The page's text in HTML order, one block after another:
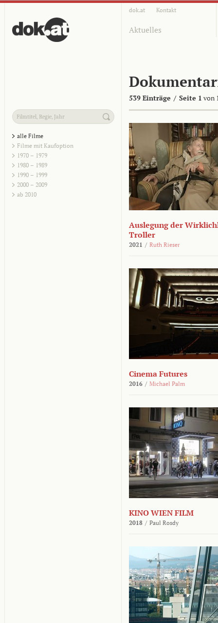
dok.at Kontakt
Aktuelles
539 Einträge / Seite 1 von
alle Filme
Filme mit Kaufoption
1970 – 1979
1980 – 1989
1990 – 1999
2000 – 2009
ab 2010
Auslegung der
Troller
2021 / Ruth Rieser
Cinema Futures
2016 / Michael Palm
KINO WIEN FILM
2018 / Paul Rosdy